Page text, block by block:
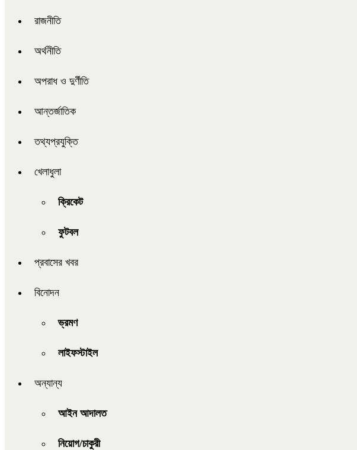
রাজনীতি
অর্থনীতি
অপরাধ ও দুর্ণীতি
আন্তর্জাতিক
তথ্যপ্রযুক্তি
খেলাধুলা
ক্রিকেট
ফুটবল
প্রবাসের খবর
বিনোদন
ভ্রমণ
লাইফস্টাইল
অন্যান্য
আইন আদালত
নিয়োগ/চাকুরী